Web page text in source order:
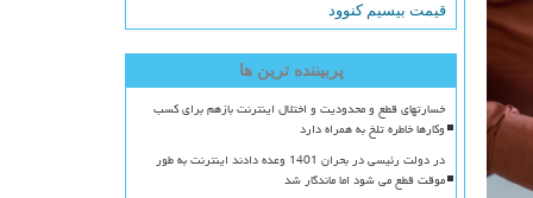
قیمت بیسیم کنوود
پربیننده ترین ها
خسارتهای قطع و محدودیت و اختلال اینترنت بازهم برای کسب
وکارها خاطره تلخ به همراه دارد
در دولت رئیسی در بحران 1401 وعده دادند اینترنت به طور
موقت قطع می شود اما ماندگار شد